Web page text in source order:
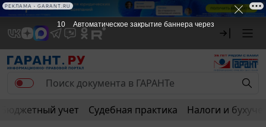
Бюджетный учет Судебная практика Налоги и
10 Автоматическое закрытие баннера через
РЕКЛАМА • GARANT.RU